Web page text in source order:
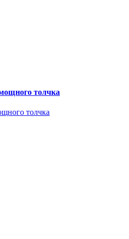
толчка